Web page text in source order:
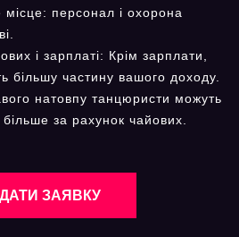
персонал і охорона
і зарплаті: Крім зарплати,
більшу частину вашого доходу.
натовпу танцюристи можуть
за рахунок чайових.
ЗАЯВКУ